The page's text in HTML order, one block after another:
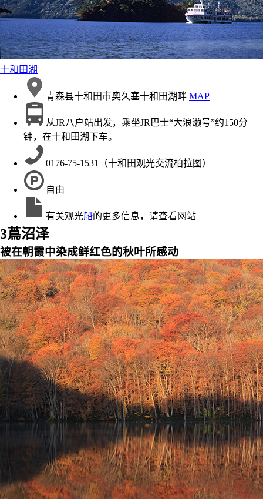
十和田湖
青森县十和田市奥久塞十和田湖畔 MAP
从JR八户站出发，乘坐JR巴士“大浪濑号”约150分
钟，在十和田湖下车。
0176-75-1531（十和田观光交流柏拉图）
自由
有关观光船的更多信息，请查看网站
3蔦沼泽
被在朝霞中染成鲜红色的秋叶所感动